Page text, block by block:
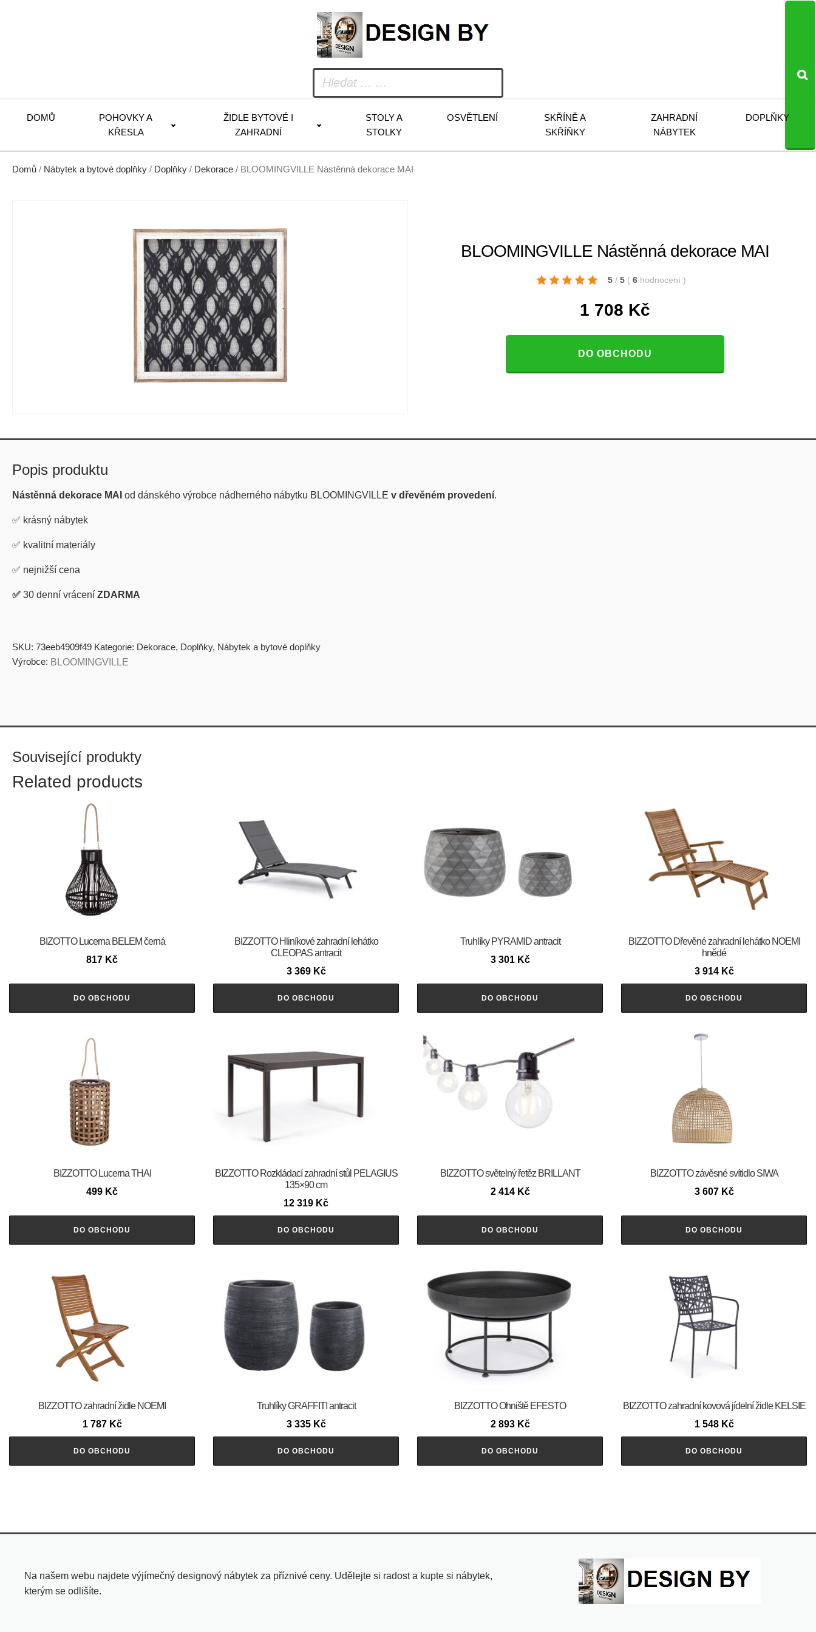
DOMŮ
POHOVKY A
KŘESLA
ŽIDLE BYTOVÉ I
ZAHRADNÍ
STOLY A
STOLKY
OSVĚTLENÍ
SKŘÍNĚ A
SKŘÍŇKY
ZAHRADNÍ
NÁBYTEK
DOPLŇKY
Domů / Nábytek a bytové doplňky / Doplňky / Dekorace / BLOOMINGVILLE Nástěnná dekorace MAI
BLOOMINGVILLE Nástěnná dekorace MAI
5 / 5 ( 6 hodnocení )
1 708 Kč
DO OBCHODU
Popis produktu
Nástěnná dekorace MAI od dánského výrobce nádherného nábytku BLOOMINGVILLE v dřevěném provedení.
✅ krásný nábytek
✅ kvalitní materiály
✅ nejnižší cena
✅ 30 denní vrácení ZDARMA
SKU: 73eeb4909f49 Kategorie: Dekorace, Doplňky, Nábytek a bytové doplňky
Výrobce: BLOOMINGVILLE
Související produkty
Related products
BIZOTTO Lucerna BELEM černá
817 Kč
DO OBCHODU
BIZZOTTO Hliníkové zahradní lehátko
CLEOPAS antracit
3 369 Kč
DO OBCHODU
Truhlíky PYRAMID antracit
3 301 Kč
DO OBCHODU
BIZZOTTO Dřevěné zahradní lehátko NOEMI
hnědé
3 914 Kč
DO OBCHODU
BIZZOTTO Lucerna THAI
499 Kč
DO OBCHODU
BIZZOTTO Rozkládací zahradní stůl PELAGIUS
135×90 cm
12 319 Kč
DO OBCHODU
BIZZOTTO světelný řetěz BRILLANT
2 414 Kč
DO OBCHODU
BIZZOTTO závěsné svítidlo SIWA
3 607 Kč
DO OBCHODU
BIZZOTTO zahradní židle NOEMI
1 787 Kč
DO OBCHODU
Truhlíky GRAFFITI antracit
3 335 Kč
DO OBCHODU
BIZZOTTO Ohniště EFESTO
2 893 Kč
DO OBCHODU
BIZZOTTO zahradní kovová jídelní židle KELSIE
1 548 Kč
DO OBCHODU
Na našem webu najdete výjímečný designový nábytek za příznivé ceny. Udělejte si radost a kupte si nábytek,
kterým se odlišíte.